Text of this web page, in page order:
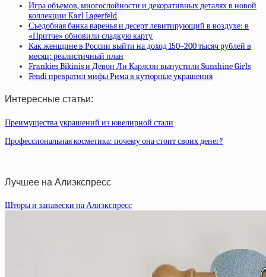
Игра объемов, многослойности и декоративных деталях в новой
коллекции Karl Lagerfeld
Съедобная банка варенья и десерт левитирующий в воздухе: в
«Притче» обновили сладкую карту
Как женщине в России выйти на доход 150–200 тысяч рублей в
месяц: реалистичный план
Frankies Bikinis и Девон Ли Карлсон выпустили Sunshine Girls
Fendi превратил мифы Рима в кутюрные украшения
Интересные статьи:
Преимущества украшений из ювелирной стали
Профессиональная косметика: почему она стоит своих денег?
Лучшее на Алиэкспресс
Шторы и занавески на Алиэкспресс